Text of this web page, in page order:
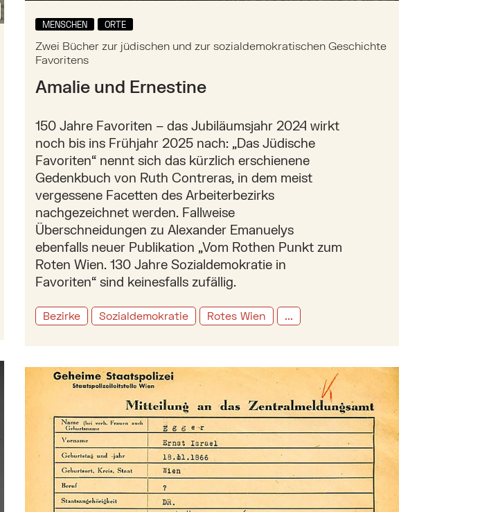
Bildtext anzeigen/ausblenden
MENSCHEN ORTE
Zwei Bücher zur jüdischen und zur sozialdemokratischen Geschichte
Favoritens
Amalie und Ernestine
150 Jahre Favoriten – das Jubiläumsjahr 2024 wirkt
noch bis ins Frühjahr 2025 nach: „Das Jüdische
Favoriten“ nennt sich das kürzlich erschienene
Gedenkbuch von Ruth Contreras, in dem meist
vergessene Facetten des Arbeiterbezirks
nachgezeichnet werden. Fallweise
Überschneidungen zu Alexander Emanuelys
ebenfalls neuer Publikation „Vom Rothen Punkt zum
Roten Wien. 130 Jahre Sozialdemokratie in
Favoriten“ sind keinesfalls zufällig.
Bezirke Sozialdemokratie Rotes Wien ...
Mehr zu: Erinnerung an die Elektropioniere Egger